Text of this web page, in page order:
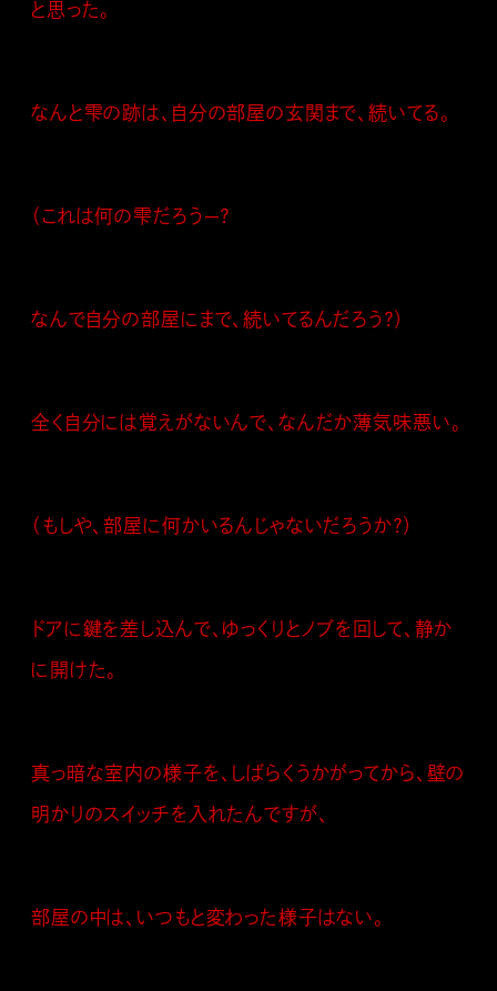
と思った。
なんと雫の跡は、自分の部屋の玄関まで、続いてる。
（これは何の雫だろう—？
なんで自分の部屋にまで、続いてるんだろう？）
全く自分には覚えがないんで、なんだか薄気味悪い。
（もしや、部屋に何かいるんじゃないだろうか？）
ドアに鍵を差し込んで、ゆっくりとノブを回して、静か
に開けた。
真っ暗な室内の様子を、しばらくうかがってから、壁の
明かりのスイッチを入れたんですが、
部屋の中は、いつもと変わった様子はない。